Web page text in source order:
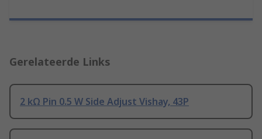
Gerelateerde Links
2 kΩ Pin 0.5 W Side Adjust Vishay, 43P